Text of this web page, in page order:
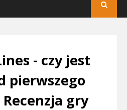
- czy jest
pierwszego
gry